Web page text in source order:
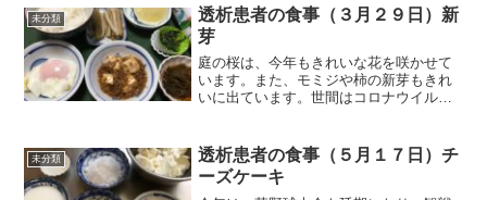
ました。DELL Insprionノートパソコンで
す。自宅...
未分類
透析患者の食事（３月２９日）新
芽
庭の桜は、今年もきれいな花を咲かせて
います。また、モミジや柿の新芽もきれ
いに出ています。世間はコロナウイルス
それでは朝食から紹介します。朝食（昨
夜の残りです）昨夜の残り...
未分類
透析患者の食事（５月１７日）チ
ーズケーキ